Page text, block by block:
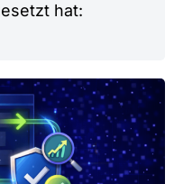
hat: